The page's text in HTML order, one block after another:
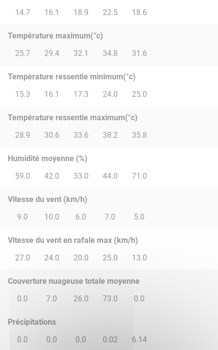
14.7
16.1 18.9 22.5 18.6
Température maximum(°c)
25.7
29.4 32.1 34.8 31.6
Température ressentie minimum(°c)
15.3
16.1 17.3 24.0 25.0
Température ressentie maximum(°c)
28.9
30.6 33.6 38.2 35.8
Humidité moyenne (%)
59.0
42.0 33.0 44.0 71.0
Vitesse du vent (km/h)
9.0
10.0 6.0 7.0 5.0
Vitesse du vent en rafale max (km/h)
27.0
24.0 20.0 25.0 13.0
Couverture nuageuse totale moyenne
0.0
7.0 26.0 73.0 0.0
Précipitations
0.0
0.0 0.0 0.02 6.14